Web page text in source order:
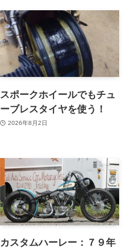
スポークホイールでもチュ
ーブレスタイヤを使う！
2026年8月2日
カスタムハーレー：７９年